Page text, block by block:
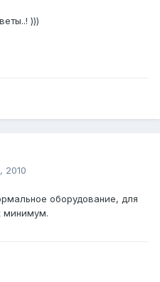
)))
2010
оборудование, для
минимум.